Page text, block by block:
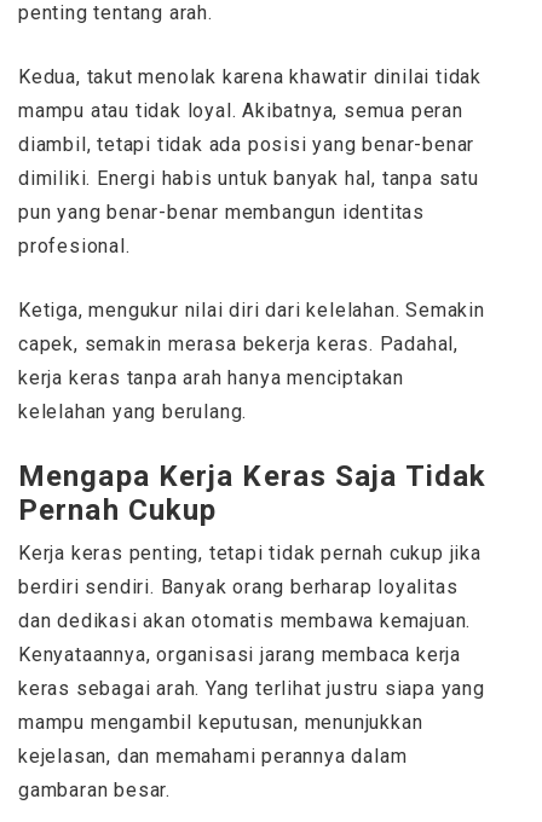
penting tentang arah.
Kedua, takut menolak karena khawatir dinilai tidak
mampu atau tidak loyal. Akibatnya, semua peran
diambil, tetapi tidak ada posisi yang benar-benar
dimiliki. Energi habis untuk banyak hal, tanpa satu
pun yang benar-benar membangun identitas
profesional.
Ketiga, mengukur nilai diri dari kelelahan. Semakin
capek, semakin merasa bekerja keras. Padahal,
kerja keras tanpa arah hanya menciptakan
kelelahan yang berulang.
Mengapa Kerja Keras Saja Tidak
Pernah Cukup
Kerja keras penting, tetapi tidak pernah cukup jika
berdiri sendiri. Banyak orang berharap loyalitas
dan dedikasi akan otomatis membawa kemajuan.
Kenyataannya, organisasi jarang membaca kerja
keras sebagai arah. Yang terlihat justru siapa yang
mampu mengambil keputusan, menunjukkan
kejelasan, dan memahami perannya dalam
gambaran besar.